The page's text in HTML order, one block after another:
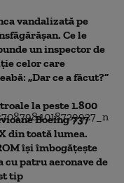
vandalizată pe
Ce le
un inspector de
celor care
„Dar ce a făcut?”
la peste 1.800
Boeing 737
din toată lumea.
își îmbogățește
cu patru aeronave de
tip